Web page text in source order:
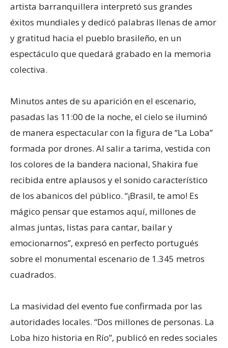
artista barranquillera interpretó sus grandes
éxitos mundiales y dedicó palabras llenas de amor
y gratitud hacia el pueblo brasileño, en un
espectáculo que quedará grabado en la memoria
colectiva.
Minutos antes de su aparición en el escenario,
pasadas las 11:00 de la noche, el cielo se iluminó
de manera espectacular con la figura de “La Loba”
formada por drones. Al salir a tarima, vestida con
los colores de la bandera nacional, Shakira fue
recibida entre aplausos y el sonido característico
de los abanicos del público. “¡Brasil, te amo! Es
mágico pensar que estamos aquí, millones de
almas juntas, listas para cantar, bailar y
emocionarnos”, expresó en perfecto portugués
sobre el monumental escenario de 1.345 metros
cuadrados.
La masividad del evento fue confirmada por las
autoridades locales. “Dos millones de personas. La
Loba hizo historia en Río”, publicó en redes sociales